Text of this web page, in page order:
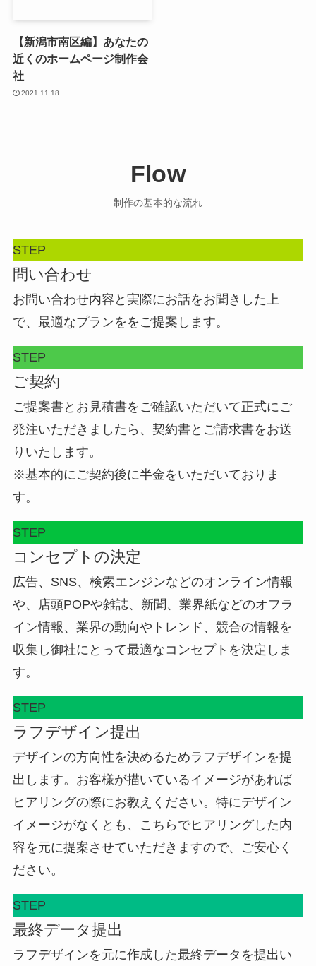
【新潟市南区編】あなたの
近くのホームページ制作会
社
2021.11.18
Flow
制作の基本的な流れ
STEP
問い合わせ
お問い合わせ内容と実際にお話をお聞きした上
で、最適なプランををご提案します。
STEP
ご契約
ご提案書とお見積書をご確認いただいて正式にご
発注いただきましたら、契約書とご請求書をお送
りいたします。
※基本的にご契約後に半金をいただいておりま
す。
STEP
コンセプトの決定
広告、SNS、検索エンジンなどのオンライン情報
や、店頭POPや雑誌、新聞、業界紙などのオフラ
イン情報、業界の動向やトレンド、競合の情報を
収集し御社にとって最適なコンセプトを決定しま
す。
STEP
ラフデザイン提出
デザインの方向性を決めるためラフデザインを提
出します。お客様が描いているイメージがあれば
ヒアリングの際にお教えください。特にデザイン
イメージがなくとも、こちらでヒアリングした内
容を元に提案させていただきますので、ご安心く
ださい。
STEP
最終データ提出
ラフデザインを元に作成した最終データを提出い